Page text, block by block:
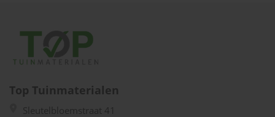
Top Tuinmaterialen
Sleutelbloemstraat 41